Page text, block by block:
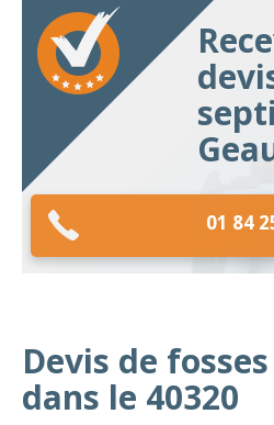
01 84
Devis de
dans le 40320